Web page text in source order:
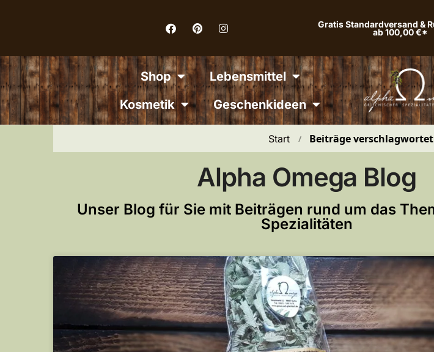
Gratis Standardversand &
ab 100,00 €*
Shop
Lebensmittel
Kosmetik
Geschenkideen
Start / Beiträge
Alpha Omega Blog
Unser Blog für Sie mit Beiträgen rund um das
Spezialitäten